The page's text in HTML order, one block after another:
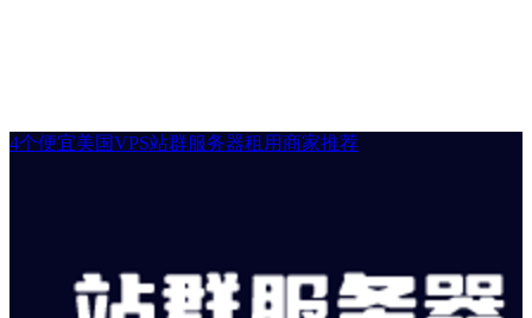
4个便宜美国VPS站群服务器租用商家推荐